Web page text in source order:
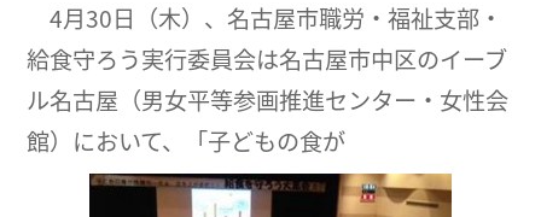
4月30日（木）、名古屋市職労・福祉支部・
給食守ろう実行委員会は名古屋市中区のイーブ
ル名古屋（男女平等参画推進センター・女性会
館）において、「子どもの食が